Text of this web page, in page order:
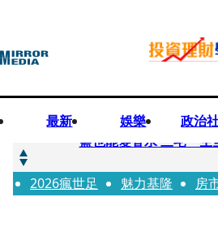
最新 娛樂 政治
快訊
鹽也能變香水 三宅一
快訊
不堪妻子碎念情緒失
2026瘋世足 魅力基隆 房